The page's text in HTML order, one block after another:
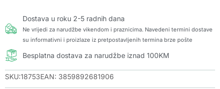
Dostava u roku 2-5 radnih dana
Ne vrijedi za narudžbe vikendom i praznicima. Navedeni termini dostave
su informativni i proizlaze iz pretpostavljenih termina brze pošte
Besplatna dostava za narudžbe iznad 100KM
SKU:18753EAN: 3859892681906